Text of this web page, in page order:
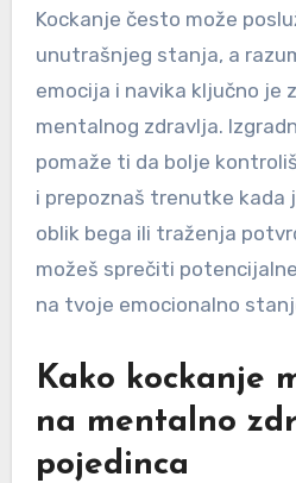
Kockanje često može
unutrašnjeg stanja, a
emocija i navika ključno je
mentalnog zdravlja.
pomaže ti da bolje
i prepoznaš trenutke kada
oblik bega ili traženja
možeš sprečiti
na tvoje emocionalno
Kako kockanje
na mentalno
pojedinca